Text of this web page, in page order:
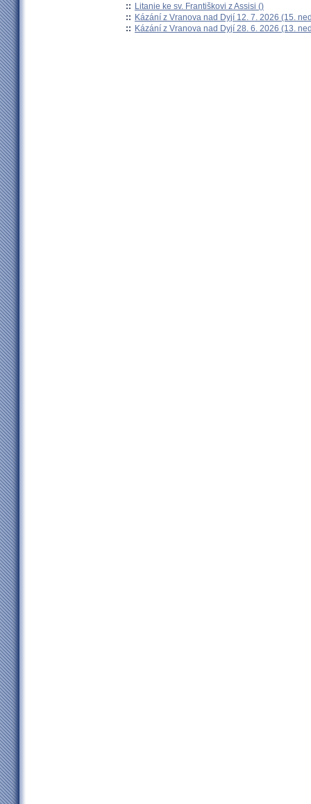
:: Litanie ke sv. Františkovi z Assisi ()
:: Kázání z Vranova nad Dyjí 12. 7. 2026 (15.
:: Kázání z Vranova nad Dyjí 28. 6. 2026 (13.